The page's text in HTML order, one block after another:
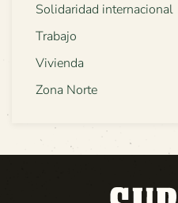
Solidaridad internacional
Trabajo
Vivienda
Zona Norte